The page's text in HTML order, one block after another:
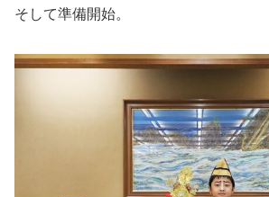
そして準備開始。